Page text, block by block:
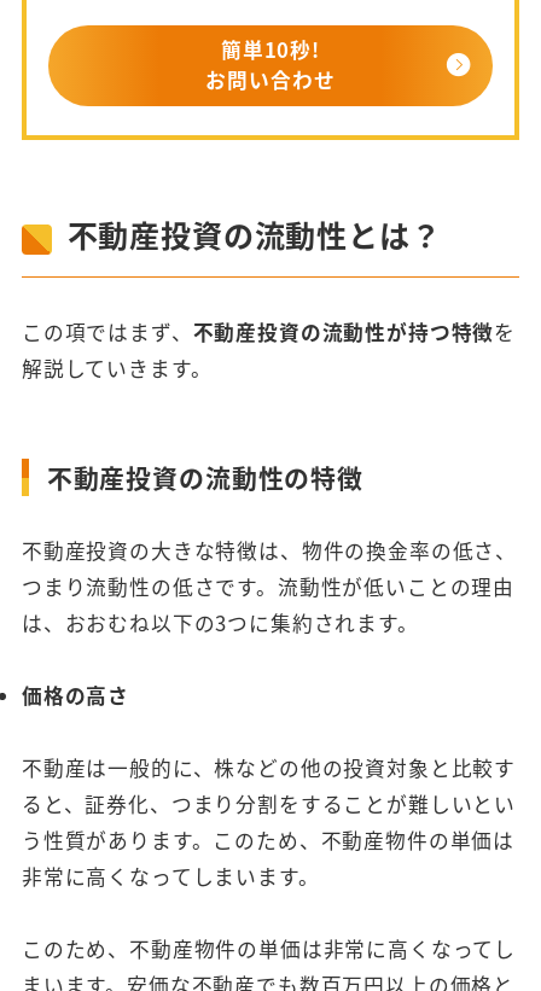
簡単10秒!
お問い合わせ
不動産投資の流動性とは？
この項ではまず、 不動産投資の流動性が持つ特徴を
解説していきます。
不動産投資の流動性の特徴
不動産投資の大きな特徴は、物件の換金率の低さ、
つまり流動性の低さです。流動性が低いことの理由
は、おおむね以下の3つに集約されます。
価格の高さ
不動産は一般的に、株などの他の投資対象と比較す
ると、証券化、つまり分割をすることが難しいとい
う性質があります。このため、不動産物件の単価は
非常に高くなってしまいます。
このため、不動産物件の単価は非常に高くなってし